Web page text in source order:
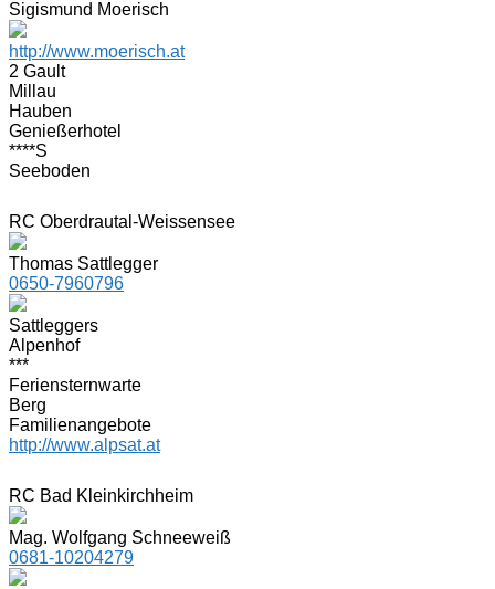
Sigismund Moerisch
http://www.moerisch.at
2 Gault
Millau
Hauben
Genießerhotel
****S
Seeboden
RC Oberdrautal-Weissensee
Thomas Sattlegger
0650-7960796
Sattleggers
Alpenhof
***
Feriensternwarte
Berg
Familienangebote
http://www.alpsat.at
RC Bad Kleinkirchheim
Mag. Wolfgang Schneeweiß
0681-10204279